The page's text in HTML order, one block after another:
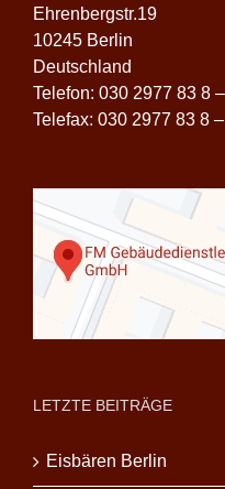
Ehrenbergstr.19
10245 Berlin
Deutschland
Telefon: 030 2977 83 8
Telefax: 030 2977 83 8
LETZTE BEITRÄGE
Eisbären Berlin